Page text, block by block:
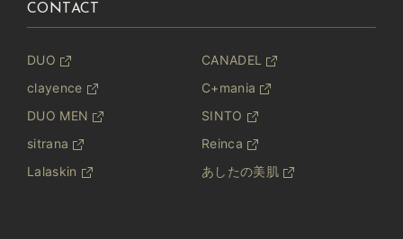
CONTACT
DUO
CANADEL
clayence
C+mania
DUO MEN
SINTO
sitrana
Reinca
Lalaskin
あしたの美肌